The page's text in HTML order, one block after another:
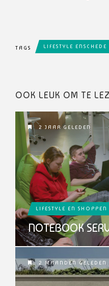
TAGS LIFESTYLE ENSCHEDE
OOK LEUK OM TE
2 JAAR GELEDEN
LIFESTYLE EN SHOPPEN
NOTEBOOK
2 MAANDEN GELEDEN